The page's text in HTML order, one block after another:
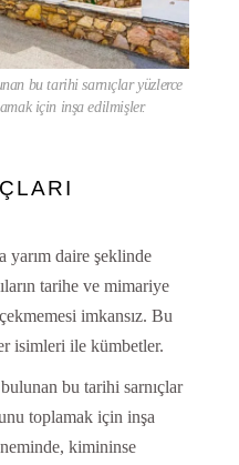
bu tarihi sarnıçlar yüzlerce
için inşa edilmişler.
yarım daire şeklinde
tarihe ve mimariye
imkansız. Bu
isimleri ile kümbetler.
bu tarihi sarnıçlar
toplamak için inşa
kimininse